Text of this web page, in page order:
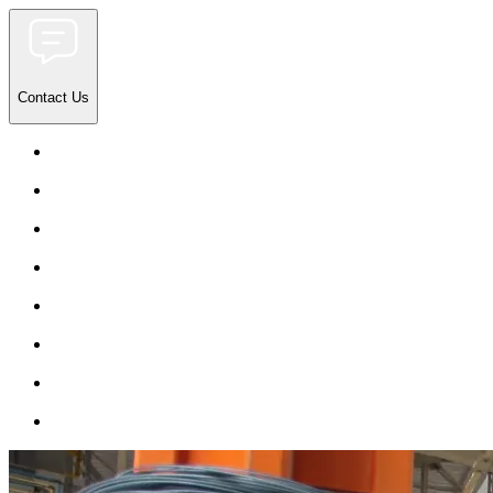
Contact Us